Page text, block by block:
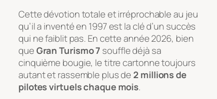
Cette dévotion totale et irréprochable au jeu
qu’il a inventé en 1997 est la clé d’un succès
qui ne faiblit pas. En cette année 2026, bien
queGran Turismo 7 souffle déjà sa
cinquième bougie, le titre cartonne toujours
autant et rassemble plus de 2 millions de
pilotes virtuels chaque mois.